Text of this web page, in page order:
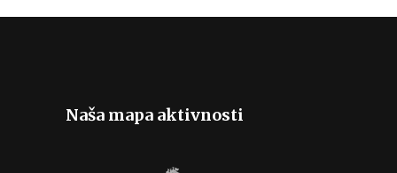
Naša mapa aktivnosti